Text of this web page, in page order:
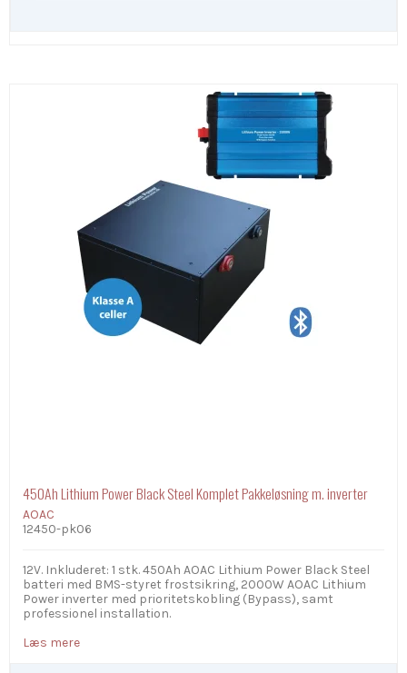
450Ah Lithium Power Black Steel Komplet Pakkeløsning m. inverter
AOAC
12450-pk06
12V. Inkluderet: 1 stk. 450Ah AOAC Lithium Power Black Steel
batteri med BMS-styret frostsikring, 2000W AOAC Lithium
Power inverter med prioritetskobling (Bypass), samt
professionel installation.
Læs mere